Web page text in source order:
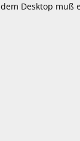
Desktop muß